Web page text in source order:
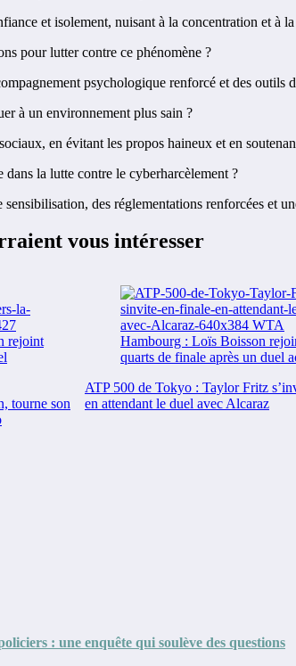
et isolement, nuisant à la concentration et à
pour lutter contre ce phénomène ?
psychologique renforcé et des outils
à un environnement plus sain ?
en évitant les propos haineux et en
la lutte contre le cyberharcèlement ?
des réglementations renforcées et
vous intéresser
tourne son
ATP 500 de Tokyo : Taylor Fritz
en attendant le duel avec Alcaraz
: une enquête qui soulève des questions